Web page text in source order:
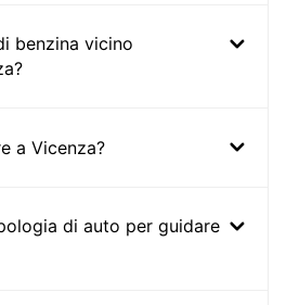
benzina vicino
a Vicenza?
di auto per guidare